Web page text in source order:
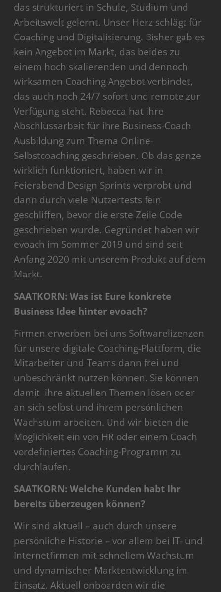
das strukturiert in Schule, Studium und
Arbeitswelt gelernt. Unser Herz schlägt für
Coaching und Digitalisierung. Bisher gab es
kein Angebot im Markt, das beides zu
einem hoch skalierenden und dennoch
wirksamen Coaching Angebot verbindet,
das auch noch 24/7 sofort und remote zur
Verfügung steht. Rebecca hat ihre
Abschlussarbeit für ihre Business-Coach
Ausbildung zum Thema Online-
Selbstcoaching geschrieben. Ob das ganze
wirklich funktioniert, haben wir in
Feierabend Design Sprints verprobt und
dann durch viele Nutzertests fein
geschliffen, bevor die erste Zeile Code
geschrieben wurde. Gegründet haben wir
evoach im Sommer 2019 und sind seit
Anfang 2020 mit unserem Produkt auf dem
Markt.
SAATKORN: Was ist Eure konkrete
Business Idee hinter evoach?
Firmen erwerben bei uns Softwarelizenzen
für unsere digitale Coaching-Plattform, die
Mitarbeiter und Teams dann frei und
unbeschränkt nutzen können. Sie können
damit ihre aktuellen Themen lösen oder
an sich selbst und ihrem persönlichen
Wachstum arbeiten. Und wir bieten die
Möglichkeit ein von HR oder einem Coach
vordefiniertes Coaching-Programm zu
durchlaufen.
SAATKORN: Welche Kunden habt Ihr
bereits überzeugen können?
Wir sind aktuell – auch durch unsere
persönliche Historie – vor allem bei IT- und
Internetfirmen mit schnellem Wachstum
und dynamischer Marktentwicklung im
Einsatz. Aktuell onboarden wir die